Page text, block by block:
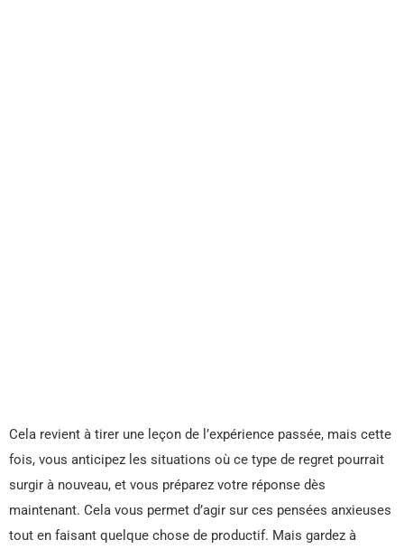
Cela revient à tirer une leçon de l’expérience passée, mais cette
fois, vous anticipez les situations où ce type de regret pourrait
surgir à nouveau, et vous préparez votre réponse dès
maintenant. Cela vous permet d’agir sur ces pensées anxieuses
tout en faisant quelque chose de productif. Mais gardez à